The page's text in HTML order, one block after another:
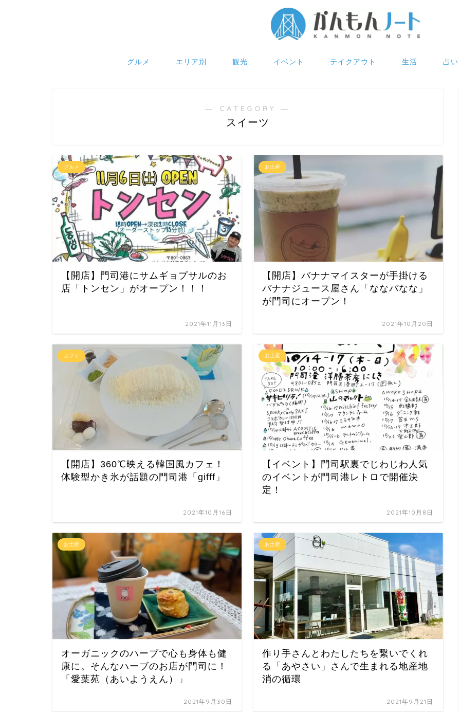
グルメ エリア別 観光 イベント テイクアウト 生活 占い
― CATEGORY ―
スイーツ
グルメ
【開店】門司港にサムギョプサルのお
店「トンセン」がオープン！！！
2021年11月13日
お土産
【開店】バナナマイスターが手掛ける
バナナジュース屋さん「ななバなな」
が門司にオープン！
2021年10月20日
カフェ
【開店】360℃映える韓国風カフェ！
体験型かき氷が話題の門司港「gifff」
2021年10月16日
お土産
【イベント】門司駅裏でじわじわ人気
のイベントが門司港レトロで開催決
定！
2021年10月8日
お土産
オーガニックのハーブで心も身体も健
康に。そんなハーブのお店が門司に！
「愛葉苑（あいようえん）」
2021年9月30日
お土産
作り手さんとわたしたちを繋いでくれ
る「あやさい」さんで生まれる地産地
消の循環
2021年9月21日